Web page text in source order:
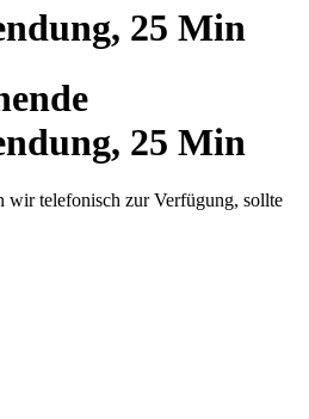
25 Min
25 Min
wir telefonisch zur Verfügung, sollte